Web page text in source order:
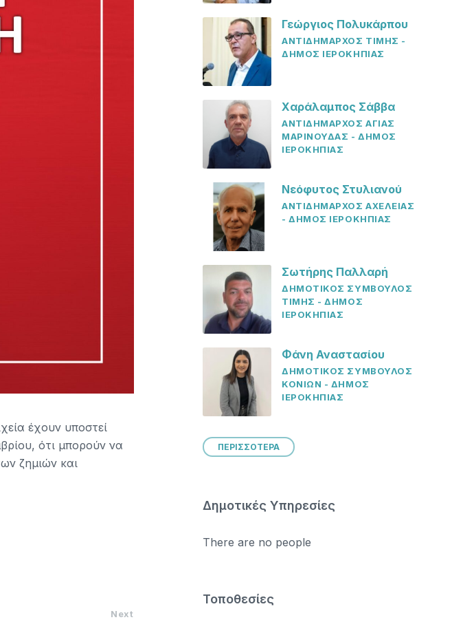
έχουν υποστεί
ότι μπορούν να
ζημιών και
Next
Γεώργιος Πολυκάρπου
ΑΝΤΙΔΗΜΑΡΧΟΣ ΤΙΜΗΣ -
ΔΗΜΟΣ ΙΕΡΟΚΗΠΙΑΣ
Χαράλαμπος Σάββα
ΑΝΤΙΔΗΜΑΡΧΟΣ ΑΓΙΑΣ
ΜΑΡΙΝΟΥΔΑΣ - ΔΗΜΟΣ
ΙΕΡΟΚΗΠΙΑΣ
Νεόφυτος Στυλιανού
ΑΝΤΙΔΗΜΑΡΧΟΣ ΑΧΕΛΕΙΑΣ
- ΔΗΜΟΣ ΙΕΡΟΚΗΠΙΑΣ
Σωτήρης Παλλαρή
ΔΗΜΟΤΙΚΟΣ ΣΥΜΒΟΥΛΟΣ
ΤΙΜΗΣ - ΔΗΜΟΣ
ΙΕΡΟΚΗΠΙΑΣ
Φάνη Αναστασίου
ΔΗΜΟΤΙΚΟΣ ΣΥΜΒΟΥΛΟΣ
ΚΟΝΙΩΝ - ΔΗΜΟΣ
ΙΕΡΟΚΗΠΙΑΣ
ΠΕΡΙΣΣΟΤΕΡΑ
Δημοτικές Υπηρεσίες
There are no people
Τοποθεσίες